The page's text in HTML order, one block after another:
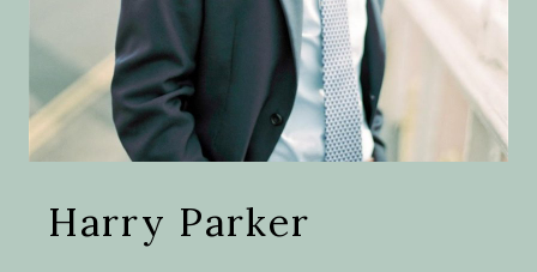
Harry Parker